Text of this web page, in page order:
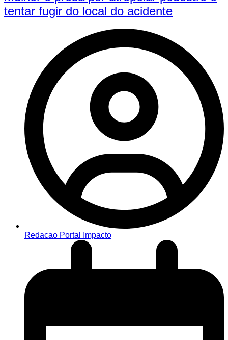
tentar fugir do local do acidente
Redacao Portal Impacto